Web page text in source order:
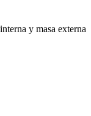
y masa externa